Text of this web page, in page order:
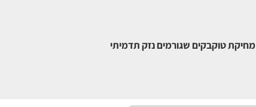
מחיקת טוקבקים שגורמים נזק תדמיתי